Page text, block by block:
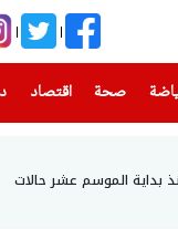
(current) صحة(current) اقتصاد
بداية الموسم عشر حالات